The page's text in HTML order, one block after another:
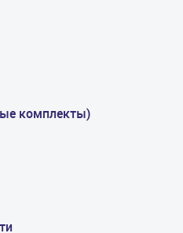
комплекты)